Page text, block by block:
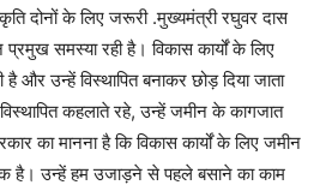
दोनों के लिए जरूरी .मुख्यमंत्री रघुवर दास
समस्या रही है। विकास कार्यों के लिए
है और उन्हें विस्थापित बनाकर छोड़ दिया जाता
कहलाते रहे, उन्हें जमीन के कागजात
का मानना है कि विकास कार्यों के लिए जमीन
है। उन्हें हम उजाड़ने से पहले बसाने का काम